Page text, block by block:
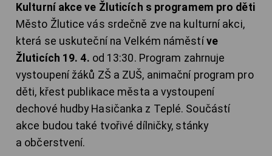
Kulturní akce ve Žluticích s programem pro děti
Město Žlutice vás srdečně zve na kulturní akci,
která se uskuteční na Velkém náměstíve
Žluticích 19. 4. od 13:30. Program zahrnuje
vystoupení žáků ZŠ a ZUŠ, animační program pro
děti, křest publikace města a vystoupení
dechové hudby Hasičanka z Teplé. Součástí
akce budou také tvořivé dílničky, stánky
a občerstvení.